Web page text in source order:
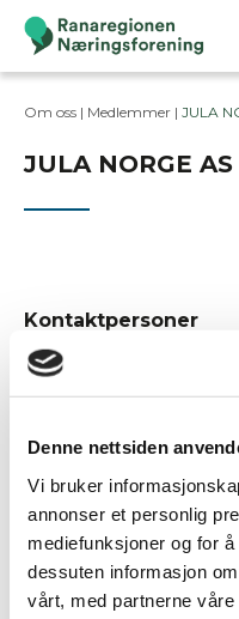
Denne nettsiden
Vi bruker
annonser et personlig
mediefunksjoner og for
dessuten informasjon
vårt, med partnerne våre
Om oss | Medlemmer | JULA
JULA NORGE AS
Kontaktpersoner
Postadresse
Solheimveien 30,
Bransje